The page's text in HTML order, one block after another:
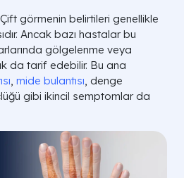
Çift görmenin belirtileri genellikle
Ancak bazı hastalar bu
gölgelenme veya
da tarif edebilir. Bu ana
, mide bulantısı, denge
gibi ikincil semptomlar da